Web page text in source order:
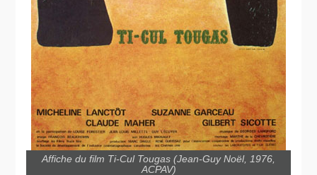
Affiche du film Ti-Cul Tougas (Jean-Guy Noël, 1976,
ACPAV)